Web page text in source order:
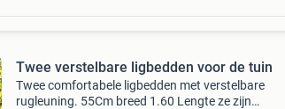
Twee verstelbare ligbedden voor de tuin
Twee comfortabele ligbedden met verstelbare
rugleuning. 55Cm breed 1.60 Lengte ze zijn